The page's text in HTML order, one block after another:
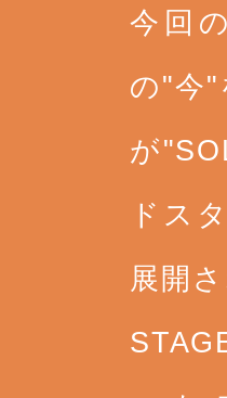
今回
の"今"
が
ドス
展開